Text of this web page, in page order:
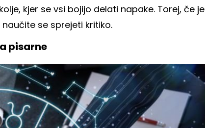
kjer se vsi bojijo delati napake. Torej, če je
se sprejeti kritiko.
pisarne